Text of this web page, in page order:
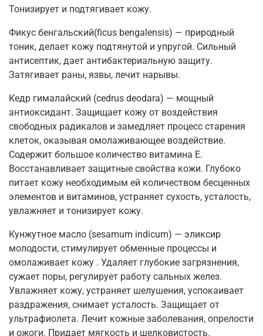
Тонизирует и подтягивает кожу.
Фикус бенгальский(ficus bengalensis) — природный
тоник, делает кожу подтянутой и упругой. Сильный
антисептик, дает антибактериальную защиту.
Затягивает раны, язвы, лечит нарывы.
Кедр гималайский (cedrus deodara) — мощный
антиоксидант. Защищает кожу от воздействия
свободных радикалов и замедляет процесс старения
клеток, оказывая омолаживающее воздействие.
Содержит большое количество витамина Е.
Восстанавливает защитные свойства кожи. Глубоко
питает кожу необходимым ей количеством бесценных
элементов и витаминов, устраняет сухость, усталость,
увлажняет и тонизирует кожу.
Кунжутное масло (sesamum indicum) — эликсир
молодости, стимулирует обменные процессы и
омолаживает кожу . Удаляет глубокие загрязнения,
сужает поры, регулирует работу сальных желез.
Увлажняет кожу, устраняет шелушения, успокаивает
раздражения, снимает усталость. Защищает от
ультрафиолета. Лечит кожные заболевания, опрелости
и ожоги. Придает мягкость и шелковистость.